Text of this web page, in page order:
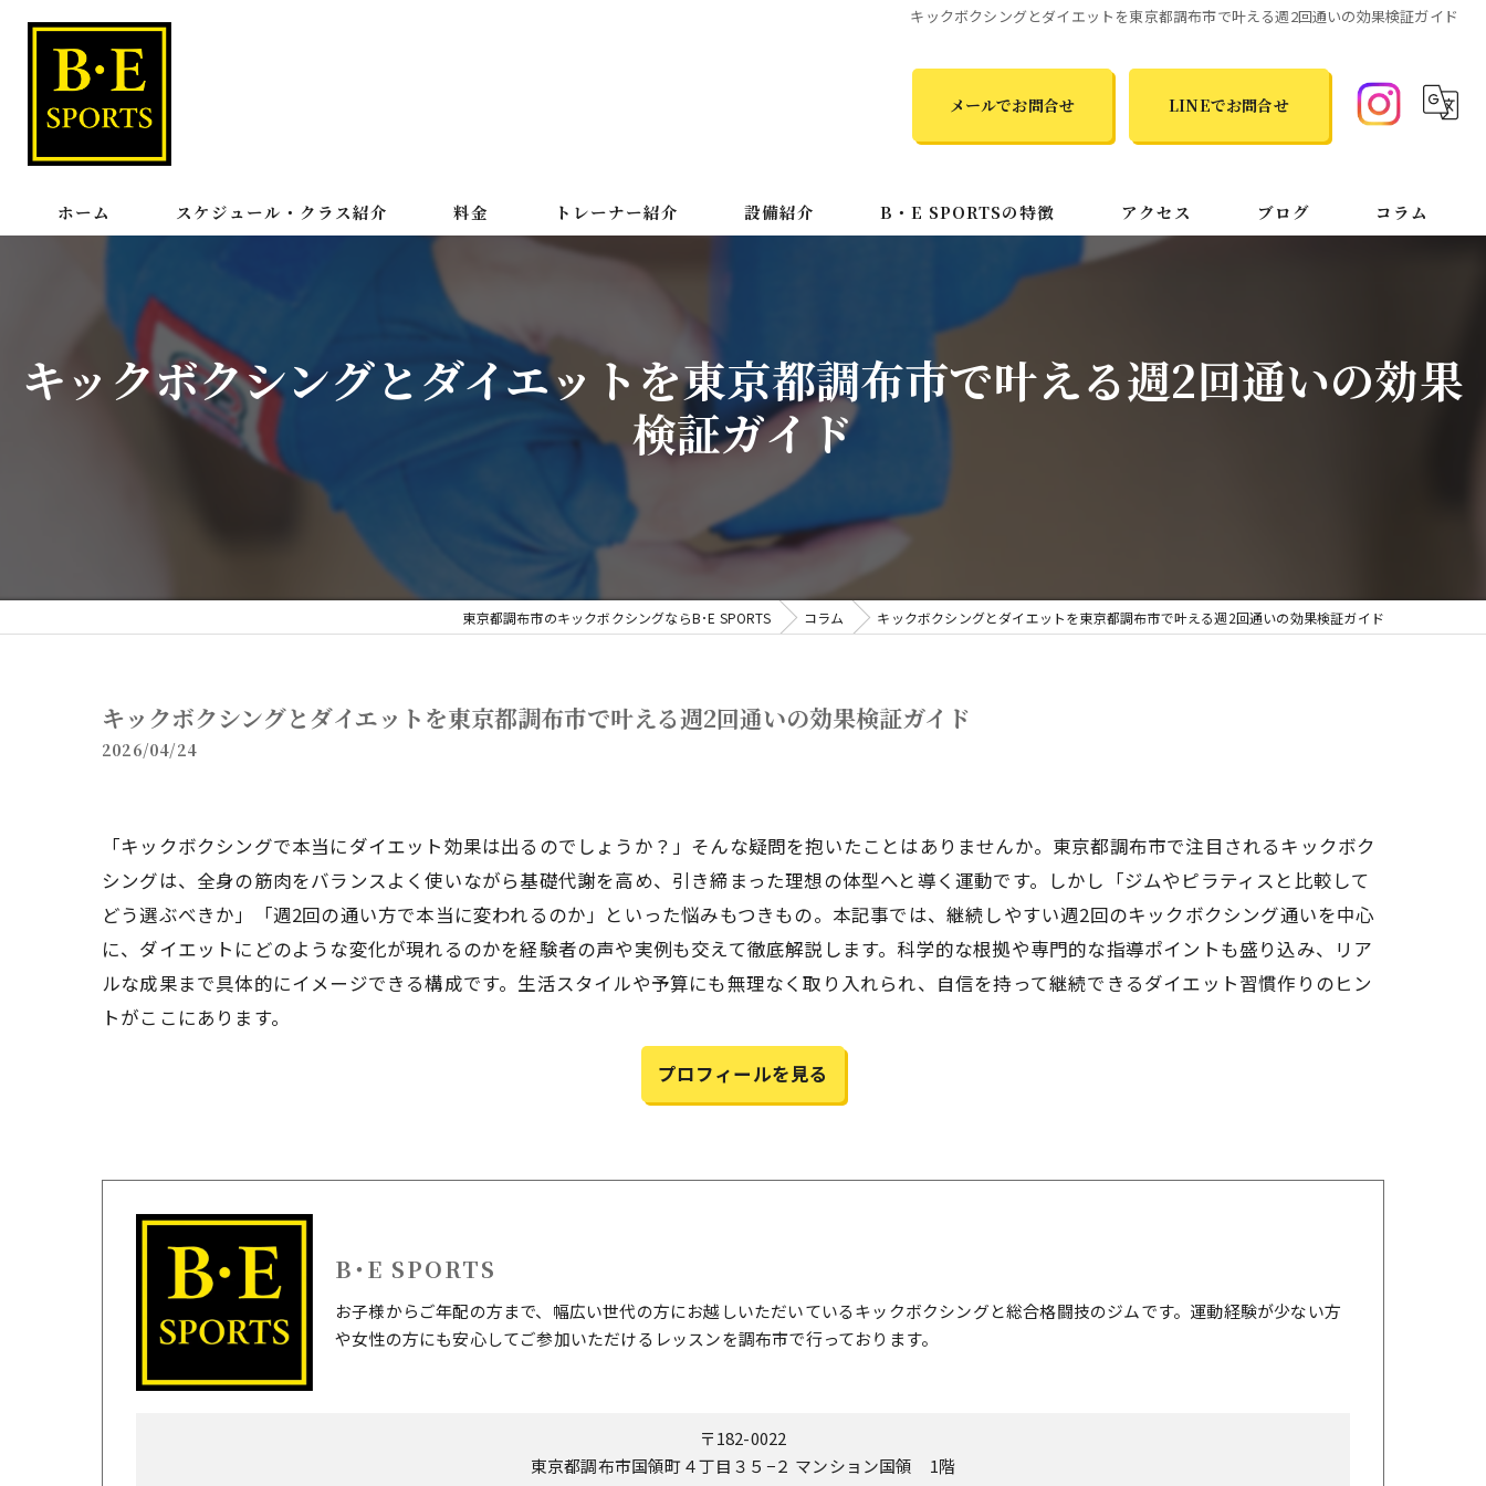
キックボクシングとダイエットを東京都調布市で叶える週2回通いの効果検証ガイド
メールでお問合せ LINEでお問合せ
ホーム スケジュール・クラス紹介 料金 トレーナー紹介 設備紹介 B・E SPORTSの特徴
MMA
アクセス ブログ コラム
キックボクシングとダイエットを東京都調布市で叶える週2回通いの効果
検証ガイド
東京都調布市のキックボクシングならB･E SPORTS コラム キックボクシングとダイエットを東京都調布市で叶える週2回通いの効果検証ガイド
キックボクシングとダイエットを東京都調布市で叶える週2回通いの効果検証ガイド
2026/04/24
「キックボクシングで本当にダイエット効果は出るのでしょうか？」そんな疑問を抱いたことはありませんか。東京都調布市で注目されるキックボク
シングは、全身の筋肉をバランスよく使いながら基礎代謝を高め、引き締まった理想の体型へと導く運動です。しかし「ジムやピラティスと比較して
どう選ぶべきか」「週2回の通い方で本当に変われるのか」といった悩みもつきもの。本記事では、継続しやすい週2回のキックボクシング通いを中心
に、ダイエットにどのような変化が現れるのかを経験者の声や実例も交えて徹底解説します。科学的な根拠や専門的な指導ポイントも盛り込み、リア
ルな成果まで具体的にイメージできる構成です。生活スタイルや予算にも無理なく取り入れられ、自信を持って継続できるダイエット習慣作りのヒン
トがここにあります。
プロフィールを見る
B･E SPORTS
お子様からご年配の方まで、幅広い世代の方にお越しいただいているキックボクシングと総合格闘技のジムです。運動経験が少ない方
や女性の方にも安心してご参加いただけるレッスンを調布市で行っております。
〒182-0022
東京都調布市国領町４丁目３５−２ マンション国領 1階